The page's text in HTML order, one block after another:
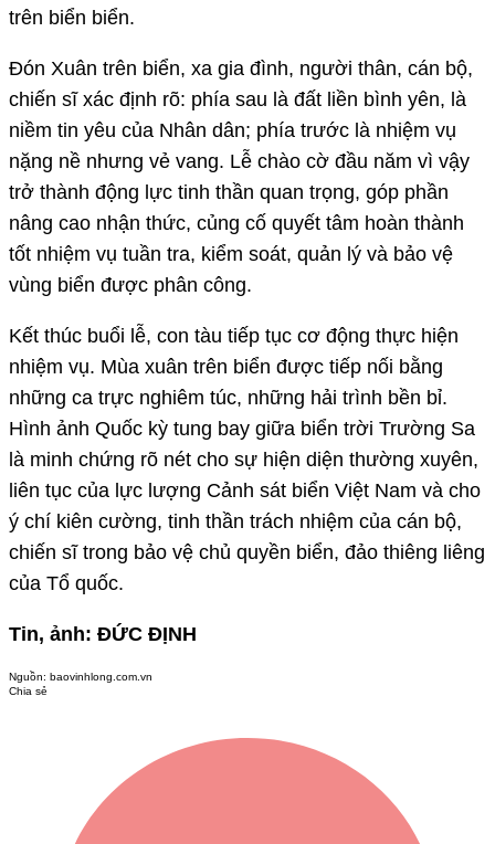
trên biển biển.
Đón Xuân trên biển, xa gia đình, người thân, cán bộ,
chiến sĩ xác định rõ: phía sau là đất liền bình yên, là
niềm tin yêu của Nhân dân; phía trước là nhiệm vụ
nặng nề nhưng vẻ vang. Lễ chào cờ đầu năm vì vậy
trở thành động lực tinh thần quan trọng, góp phần
nâng cao nhận thức, củng cố quyết tâm hoàn thành
tốt nhiệm vụ tuần tra, kiểm soát, quản lý và bảo vệ
vùng biển được phân công.
Kết thúc buổi lễ, con tàu tiếp tục cơ động thực hiện
nhiệm vụ. Mùa xuân trên biển được tiếp nối bằng
những ca trực nghiêm túc, những hải trình bền bỉ.
Hình ảnh Quốc kỳ tung bay giữa biển trời Trường Sa
là minh chứng rõ nét cho sự hiện diện thường xuyên,
liên tục của lực lượng Cảnh sát biển Việt Nam và cho
ý chí kiên cường, tinh thần trách nhiệm của cán bộ,
chiến sĩ trong bảo vệ chủ quyền biển, đảo thiêng liêng
của Tổ quốc.
Tin, ảnh: ĐỨC ĐỊNH
Nguồn: baovinhlong.com.vn
Chia sẻ